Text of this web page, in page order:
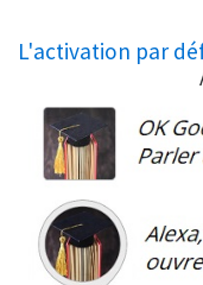
L'activation par